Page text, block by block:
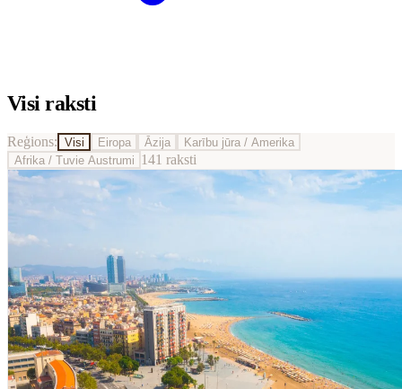
Visi raksti
Reģions: Visi Eiropa Āzija
Karību jūra / Amerika
Afrika / Tuvie Austrumi 141 raksti